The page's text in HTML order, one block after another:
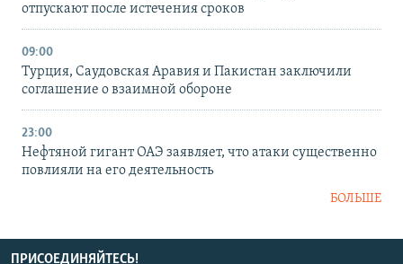
отпускают после истечения сроков
09:00
Турция, Саудовская Аравия и Пакистан заключили
соглашение о взаимной обороне
23:00
Нефтяной гигант ОАЭ заявляет, что атаки существенно
повлияли на его деятельность
БОЛЬШЕ
ПРИСОЕДИНЯЙТЕСЬ!